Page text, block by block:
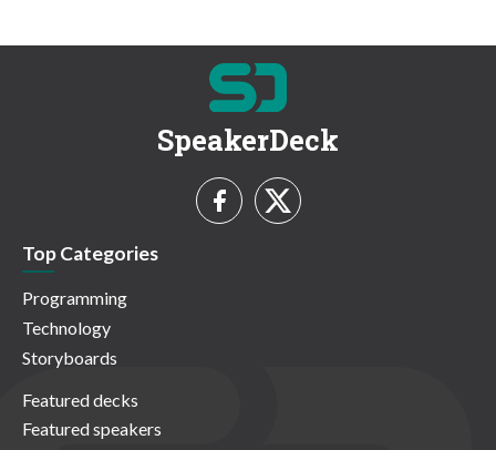
SpeakerDeck
Top Categories
Programming
Technology
Storyboards
Featured decks
Featured speakers